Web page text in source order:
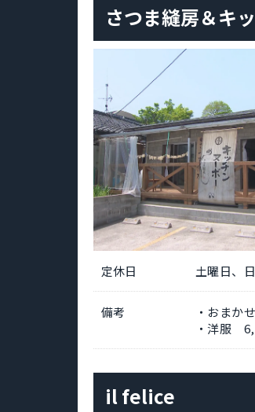
さつま縫房＆キ
定休日 土曜日、
備考
・おま
・洋服
il felice